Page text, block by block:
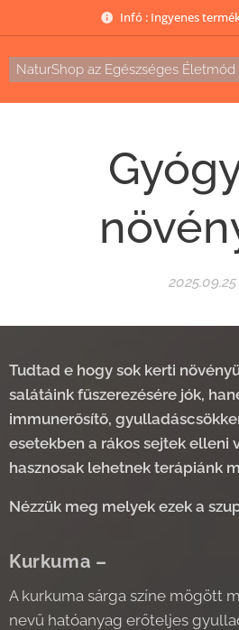
Infó : Ingyenes
NaturShop az Egészséges Életmód
2025.09.25
Tudtad e hogy sok kerti
salátáink fűszerezésére jók,
immunerősítő,
esetekben a rákos sejtek elleni
hasznosak lehetnek terápiánk
Nézzük meg melyek ezek a
Kurkuma –
A kurkuma sárga színe mögött
nevű hatóanyag erőteljes